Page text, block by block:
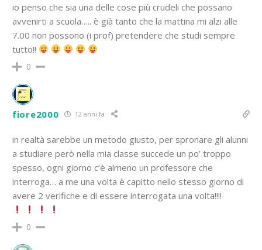
io penso che sia una delle cose più crudeli che possano
avvenirti a scuola….. è già tanto che la mattina mi alzi alle
7.00 non possono (i prof) pretendere che studi sempre
tutto!!
0
fiore2000 12 anni fa
in realtà sarebbe un metodo giusto, per spronare gli alunni
a studiare però nella mia classe succede un po’ troppo
spesso, ogni giorno c’è almeno un professore che
interroga… a me una volta è capitto nello stesso giorno di
avere 2 verifiche e di essere interrogata una volta!!!!
0